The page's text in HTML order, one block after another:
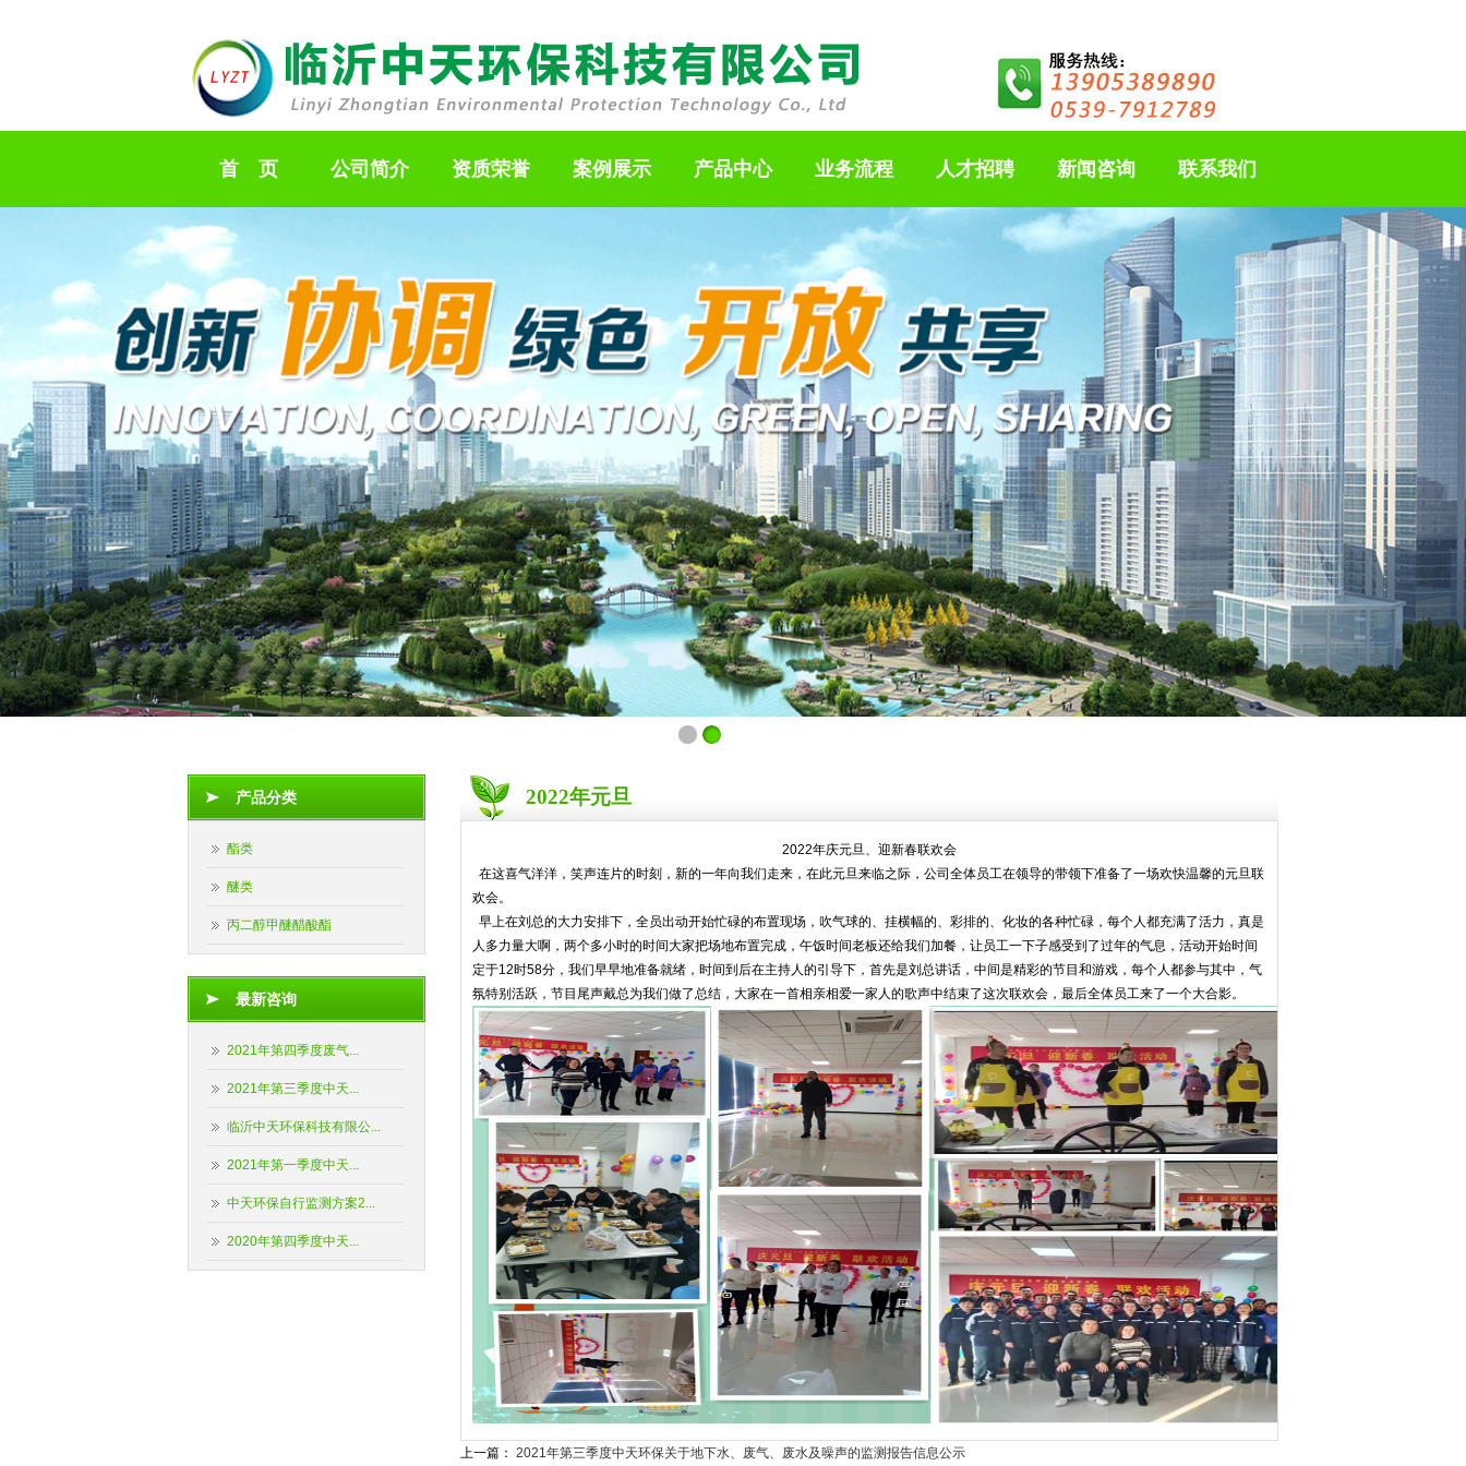
首 页 公司简介 资质荣誉 案例展示 产品中心 业务流程 人才招聘 新闻咨询 联系我们
产品分类
酯类
醚类
丙二醇甲醚醋酸酯
最新咨询
2021年第四季度废气...
2021年第三季度中天...
临沂中天环保科技有限公...
2021年第一季度中天...
中天环保自行监测方案2...
2020年第四季度中天...
2022年元旦
2022年庆元旦、迎新春联欢会
在这喜气洋洋，笑声连片的时刻，新的一年向我们走来，在此元旦来临之际，公司全体员工在领导的带领下准备了一场欢快温馨的元旦联
欢会。
早上在刘总的大力安排下，全员出动开始忙碌的布置现场，吹气球的、挂横幅的、彩排的、化妆的各种忙碌，每个人都充满了活力，真是
人多力量大啊，两个多小时的时间大家把场地布置完成，午饭时间老板还给我们加餐，让员工一下子感受到了过年的气息，活动开始时间
定于12时58分，我们早早地准备就绪，时间到后在主持人的引导下，首先是刘总讲话，中间是精彩的节目和游戏，每个人都参与其中，气
氛特别活跃，节目尾声戴总为我们做了总结，大家在一首相亲相爱一家人的歌声中结束了这次联欢会，最后全体员工来了一个大合影。
上一篇： 2021年第三季度中天环保关于地下水、废气、废水及噪声的监测报告信息公示